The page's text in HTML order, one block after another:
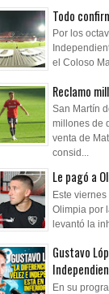
Todo
Por los
el Coloso
Reclamo
San Martín
millones de
venta de
consid...
Le pagó a
Este
Olimpia por
levantó la
Gustavo
En su